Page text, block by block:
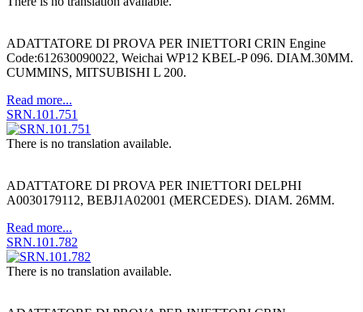
ADATTATORE DI PROVA PER INIETTORI CRIN Engine
Code:612630090022, Weichai WP12 KBEL-P 096. DIAM.30MM.
CUMMINS, MITSUBISHI L 200.
Read more...
SRN.101.751
There is no translation available.
ADATTATORE DI PROVA PER INIETTORI DELPHI
A0030179112, BEBJ1A02001 (MERCEDES). DIAM. 26MM.
Read more...
SRN.101.782
There is no translation available.